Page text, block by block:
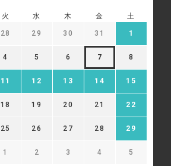
火 水 木 金 土
28 29 30 31 1
4 5 6 7 8
11 12 13 14 15
18 19 20 21 22
25 26 27 28 29
1 2 3 4 5